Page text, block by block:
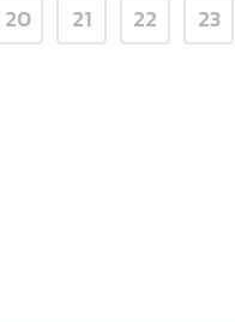
20
21 22 23